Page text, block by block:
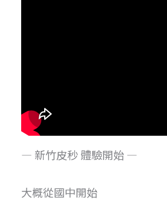
— 新竹皮秒 體驗開始 —
大概從國中開始